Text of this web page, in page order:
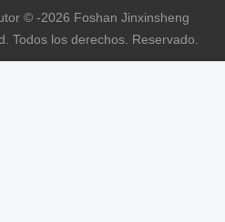
© -2026 Foshan Jinxinsheng
Todos los derechos. Reservado.